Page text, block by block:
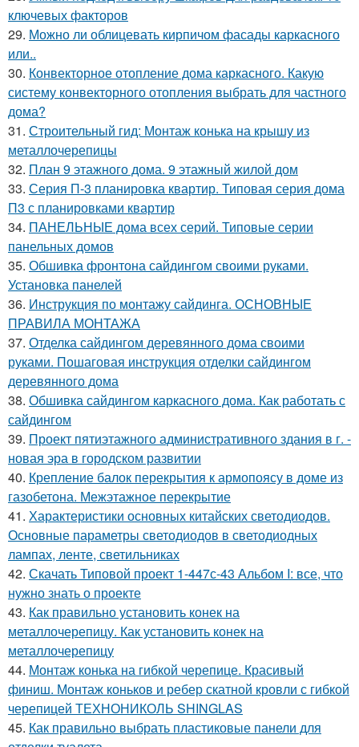
ключевых факторов
29. Можно ли облицевать кирпичом фасады каркасного
или..
30. Конвекторное отопление дома каркасного. Какую
систему конвекторного отопления выбрать для частного
дома?
31. Строительный гид: Монтаж конька на крышу из
металлочерепицы
32. План 9 этажного дома. 9 этажный жилой дом
33. Серия П-3 планировка квартир. Типовая серия дома
П3 с планировками квартир
34. ПАНЕЛЬНЫЕ дома всех серий. Типовые серии
панельных домов
35. Обшивка фронтона сайдингом своими руками.
Установка панелей
36. Инструкция по монтажу сайдинга. ОСНОВНЫЕ
ПРАВИЛА МОНТАЖА
37. Отделка сайдингом деревянного дома своими
руками. Пошаговая инструкция отделки сайдингом
деревянного дома
38. Обшивка сайдингом каркасного дома. Как работать с
сайдингом
39. Проект пятиэтажного административного здания в г. -
новая эра в городском развитии
40. Крепление балок перекрытия к армопоясу в доме из
газобетона. Межэтажное перекрытие
41. Характеристики основных китайских светодиодов.
Основные параметры светодиодов в светодиодных
лампах, ленте, светильниках
42. Скачать Типовой проект 1-447с-43 Альбом I: все, что
нужно знать о проекте
43. Как правильно установить конек на
металлочерепицу. Как установить конек на
металлочерепицу
44. Монтаж конька на гибкой черепице. Красивый
финиш. Монтаж коньков и ребер скатной кровли с гибкой
черепицей ТЕХНОНИКОЛЬ SHINGLAS
45. Как правильно выбрать пластиковые панели для